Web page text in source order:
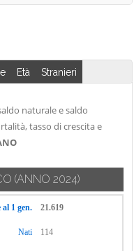
Età Stranieri
naturale e saldo
tasso di crescita e
(ANNO 2024)
al 1 gen. 21.619
Nati 114